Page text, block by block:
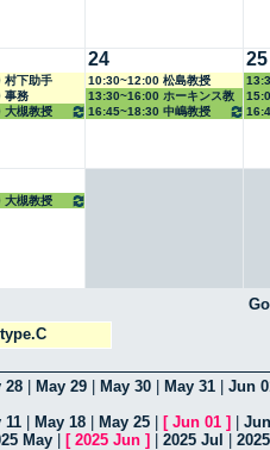
下助手
事務
槻教授
24
10:30~12:00 松島教授
13:30~16:00 ホーキンス教
授
16:45~18:30 中嶋教授
25
教授
槻教授
type.C
28 May 29 May 30 May 31
Jun
11 May 18 May 25 [ Jun 01 ]
May [ 2025 Jun ] 2025 Jul